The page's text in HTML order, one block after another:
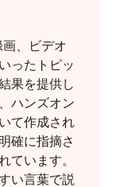
、ビデオ
ったトピッ
果を提供し
ハンズオン
て作成され
確に指摘さ
ています。
い言葉で説